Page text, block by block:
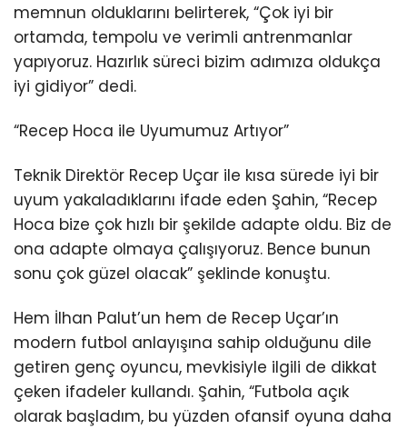
memnun olduklarını belirterek, “Çok iyi bir
ortamda, tempolu ve verimli antrenmanlar
yapıyoruz. Hazırlık süreci bizim adımıza oldukça
iyi gidiyor” dedi.
“Recep Hoca ile Uyumumuz Artıyor”
Teknik Direktör Recep Uçar ile kısa sürede iyi bir
uyum yakaladıklarını ifade eden Şahin, “Recep
Hoca bize çok hızlı bir şekilde adapte oldu. Biz de
ona adapte olmaya çalışıyoruz. Bence bunun
sonu çok güzel olacak” şeklinde konuştu.
Hem İlhan Palut’un hem de Recep Uçar’ın
modern futbol anlayışına sahip olduğunu dile
getiren genç oyuncu, mevkisiyle ilgili de dikkat
çeken ifadeler kullandı. Şahin, “Futbola açık
olarak başladım, bu yüzden ofansif oyuna daha